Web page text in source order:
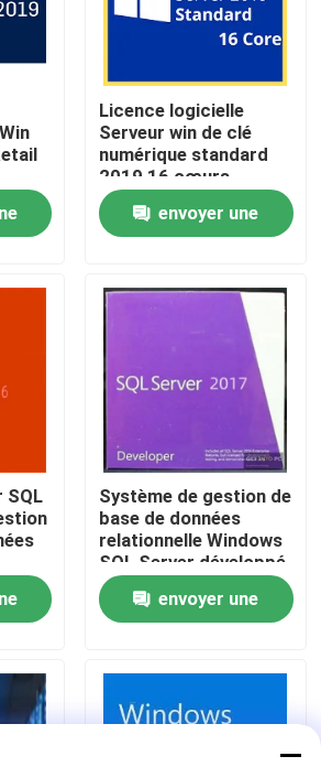
du bureau 2021
Licence logicielle
Serveur win de clé
numérique standard
2019 16 cœurs
envoyer une
SQL
Système de gestion de
base de données
relationnelle Windows
SQL Server développé
par
envoyer une